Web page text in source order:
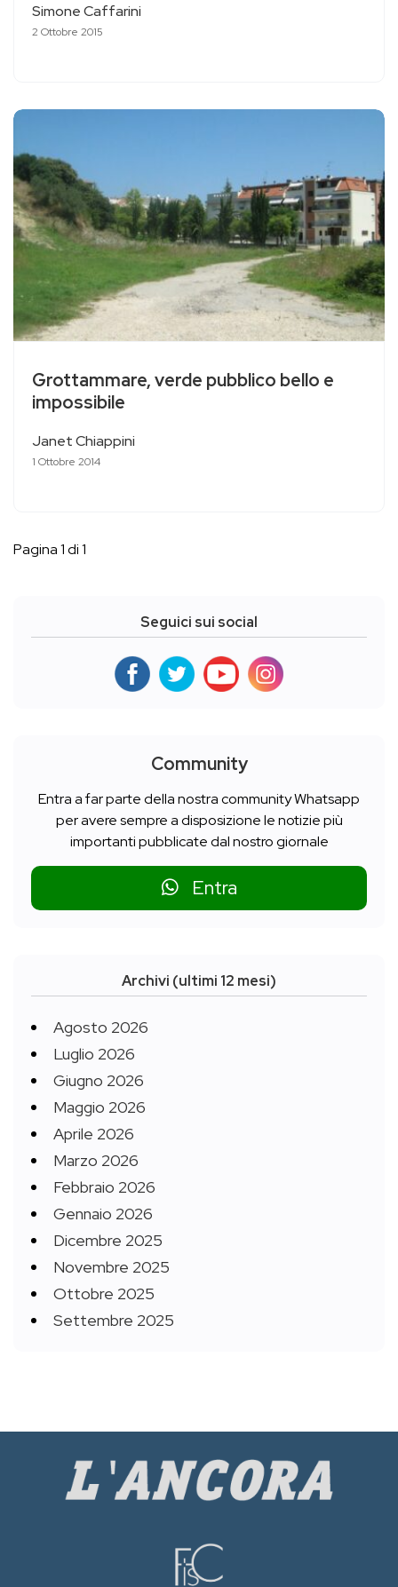
Simone Caffarini
2 Ottobre 2015
Grottammare, verde pubblico bello e
impossibile
Janet Chiappini
1 Ottobre 2014
Pagina 1 di 1
Seguici sui social
Community
Entra a far parte della nostra community Whatsapp
per avere sempre a disposizione le notizie più
importanti pubblicate dal nostro giornale
Entra
Archivi (ultimi 12 mesi)
Agosto 2026
Luglio 2026
Giugno 2026
Maggio 2026
Aprile 2026
Marzo 2026
Febbraio 2026
Gennaio 2026
Dicembre 2025
Novembre 2025
Ottobre 2025
Settembre 2025